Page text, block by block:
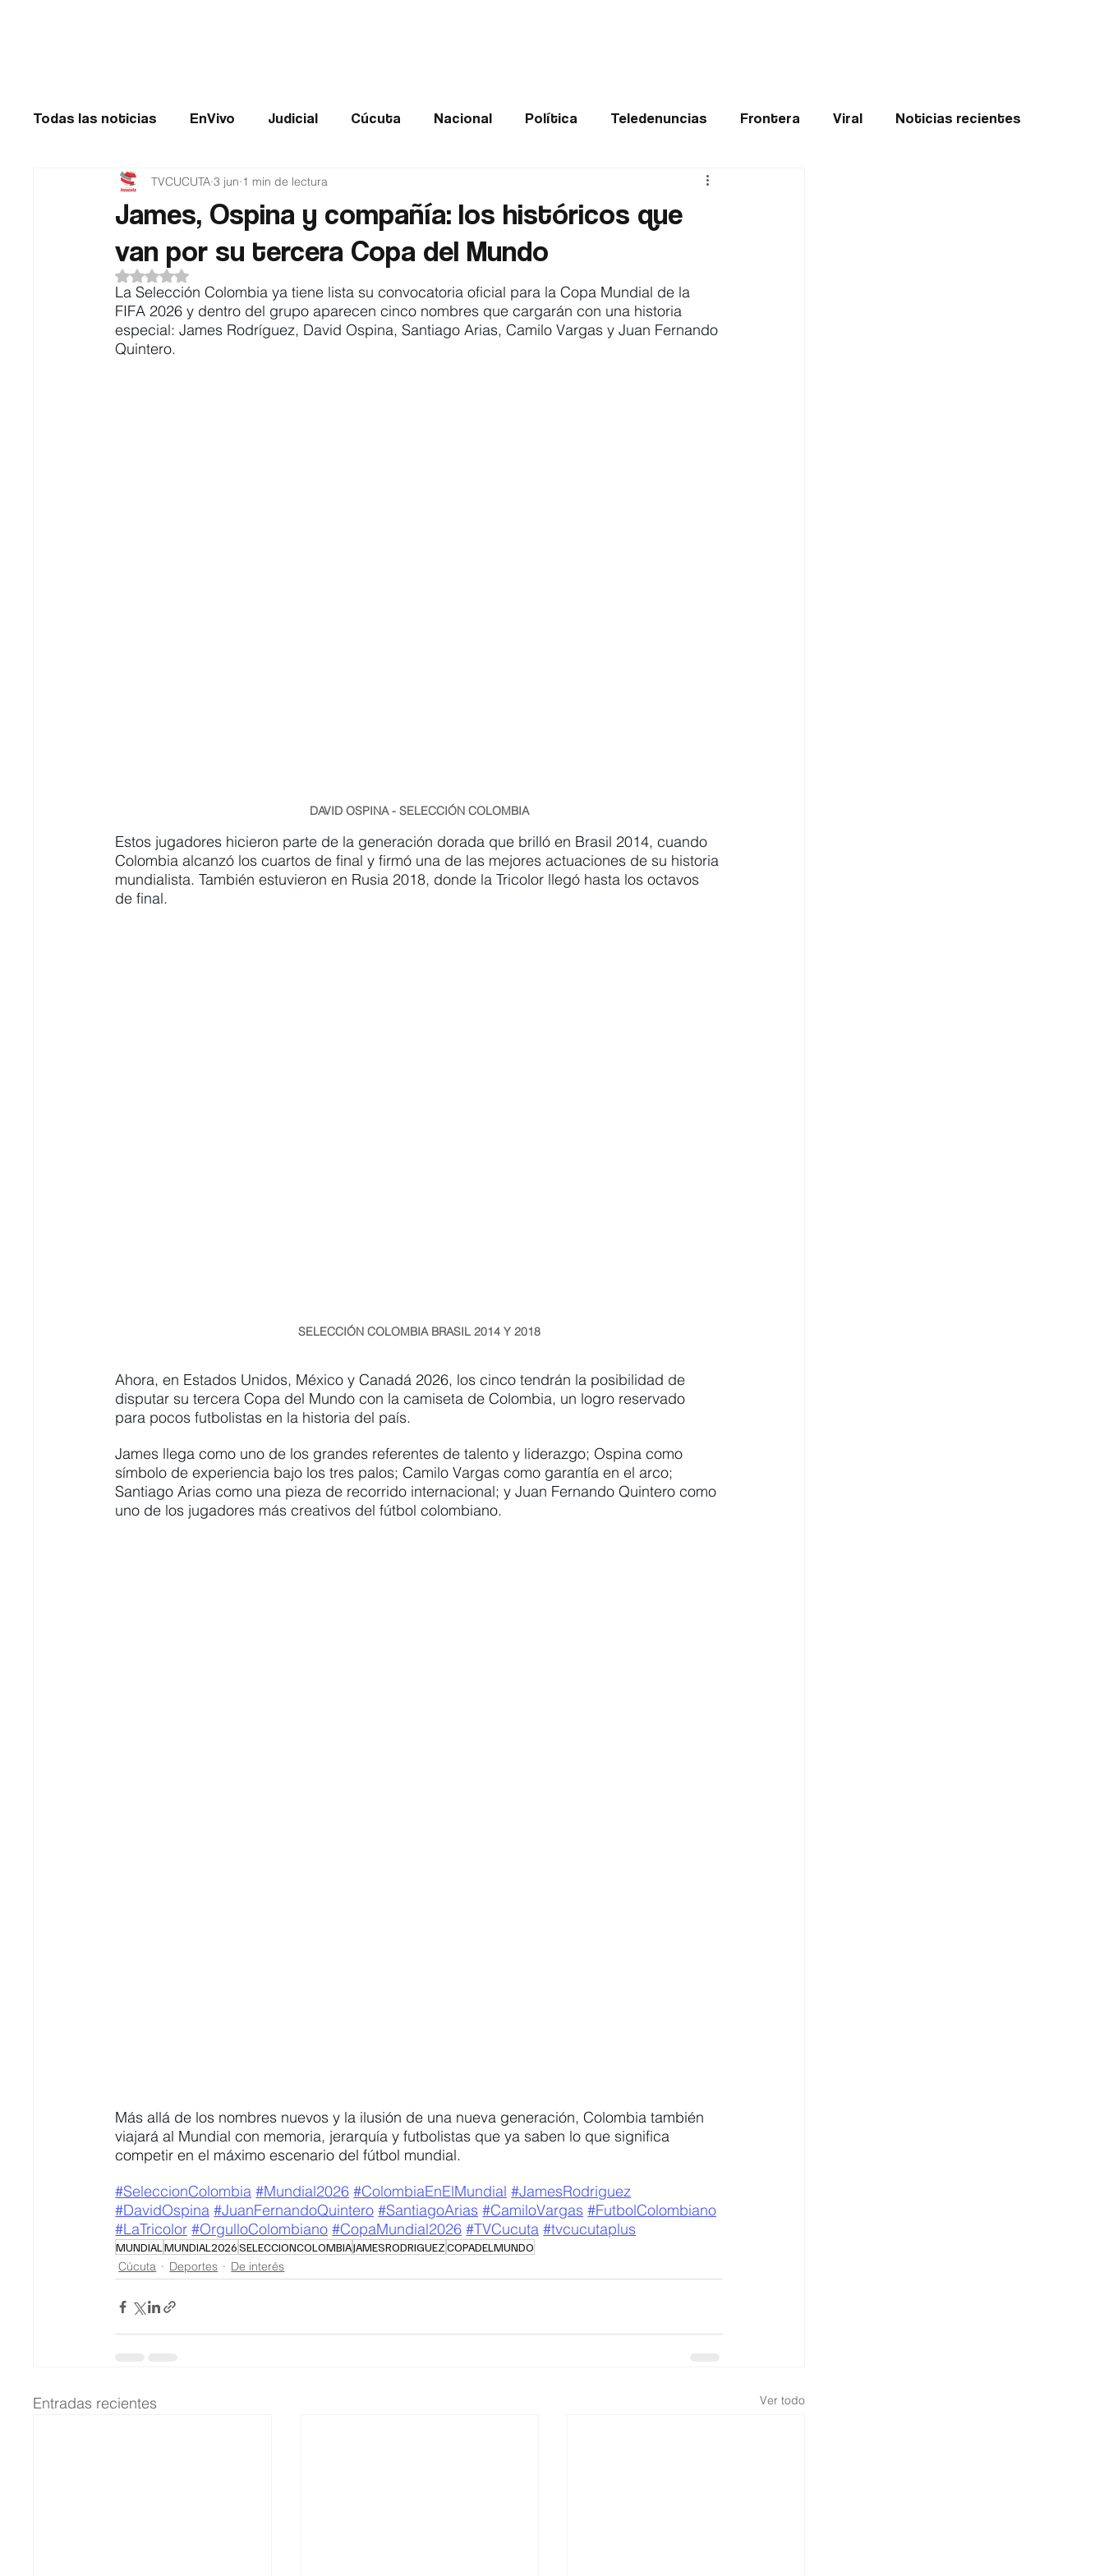
Todas las noticias EnVivo Judicial Cúcuta Nacional Política Teledenuncias Frontera Viral Noticias recientes
Entretenimiento Historias de impacto Buenas noticias
Catatumbo TRANSMILENIO Salud Norte de Santander
James, Ospina y compañía: los históricos que
van por su tercera Copa del Mundo
TVCUCUTA 3 jun 1 min de lectura
Obtuvo NaN de 5 estrellas.
La Selección Colombia ya tiene lista su convocatoria oficial para la Copa Mundial de la
FIFA 2026 y dentro del grupo aparecen cinco nombres que cargarán con una historia
especial: James Rodríguez, David Ospina, Santiago Arias, Camilo Vargas y Juan Fernando
Quintero.
DAVID OSPINA - SELECCIÓN COLOMBIA
Estos jugadores hicieron parte de la generación dorada que brilló en Brasil 2014, cuando
Colombia alcanzó los cuartos de final y firmó una de las mejores actuaciones de su historia
mundialista. También estuvieron en Rusia 2018, donde la Tricolor llegó hasta los octavos
de final.
SELECCIÓN COLOMBIA BRASIL 2014 Y 2018
Ahora, en Estados Unidos, México y Canadá 2026, los cinco tendrán la posibilidad de
disputar su tercera Copa del Mundo con la camiseta de Colombia, un logro reservado
para pocos futbolistas en la historia del país.
James llega como uno de los grandes referentes de talento y liderazgo; Ospina como
símbolo de experiencia bajo los tres palos; Camilo Vargas como garantía en el arco;
Santiago Arias como una pieza de recorrido internacional; y Juan Fernando Quintero como
uno de los jugadores más creativos del fútbol colombiano.
Más allá de los nombres nuevos y la ilusión de una nueva generación, Colombia también
viajará al Mundial con memoria, jerarquía y futbolistas que ya saben lo que significa
competir en el máximo escenario del fútbol mundial.
#SeleccionColombia #Mundial2026 #ColombiaEnElMundial #JamesRodriguez
#DavidOspina #JuanFernandoQuintero #SantiagoArias #CamiloVargas #FutbolColombiano
#LaTricolor #OrgulloColombiano #CopaMundial2026 #TVCucuta #tvcucutaplus
MUNDIALMUNDIAL2026SELECCIONCOLOMBIAJAMESRODRIGUEZCOPADELMUNDO
Cúcuta Deportes De interés
Entradas recientes Ver todo